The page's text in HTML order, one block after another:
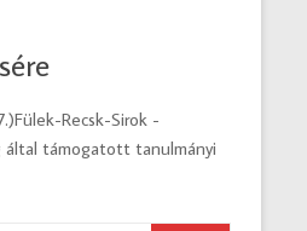
Recsk-Sirok -
által támogatott tanulmányi